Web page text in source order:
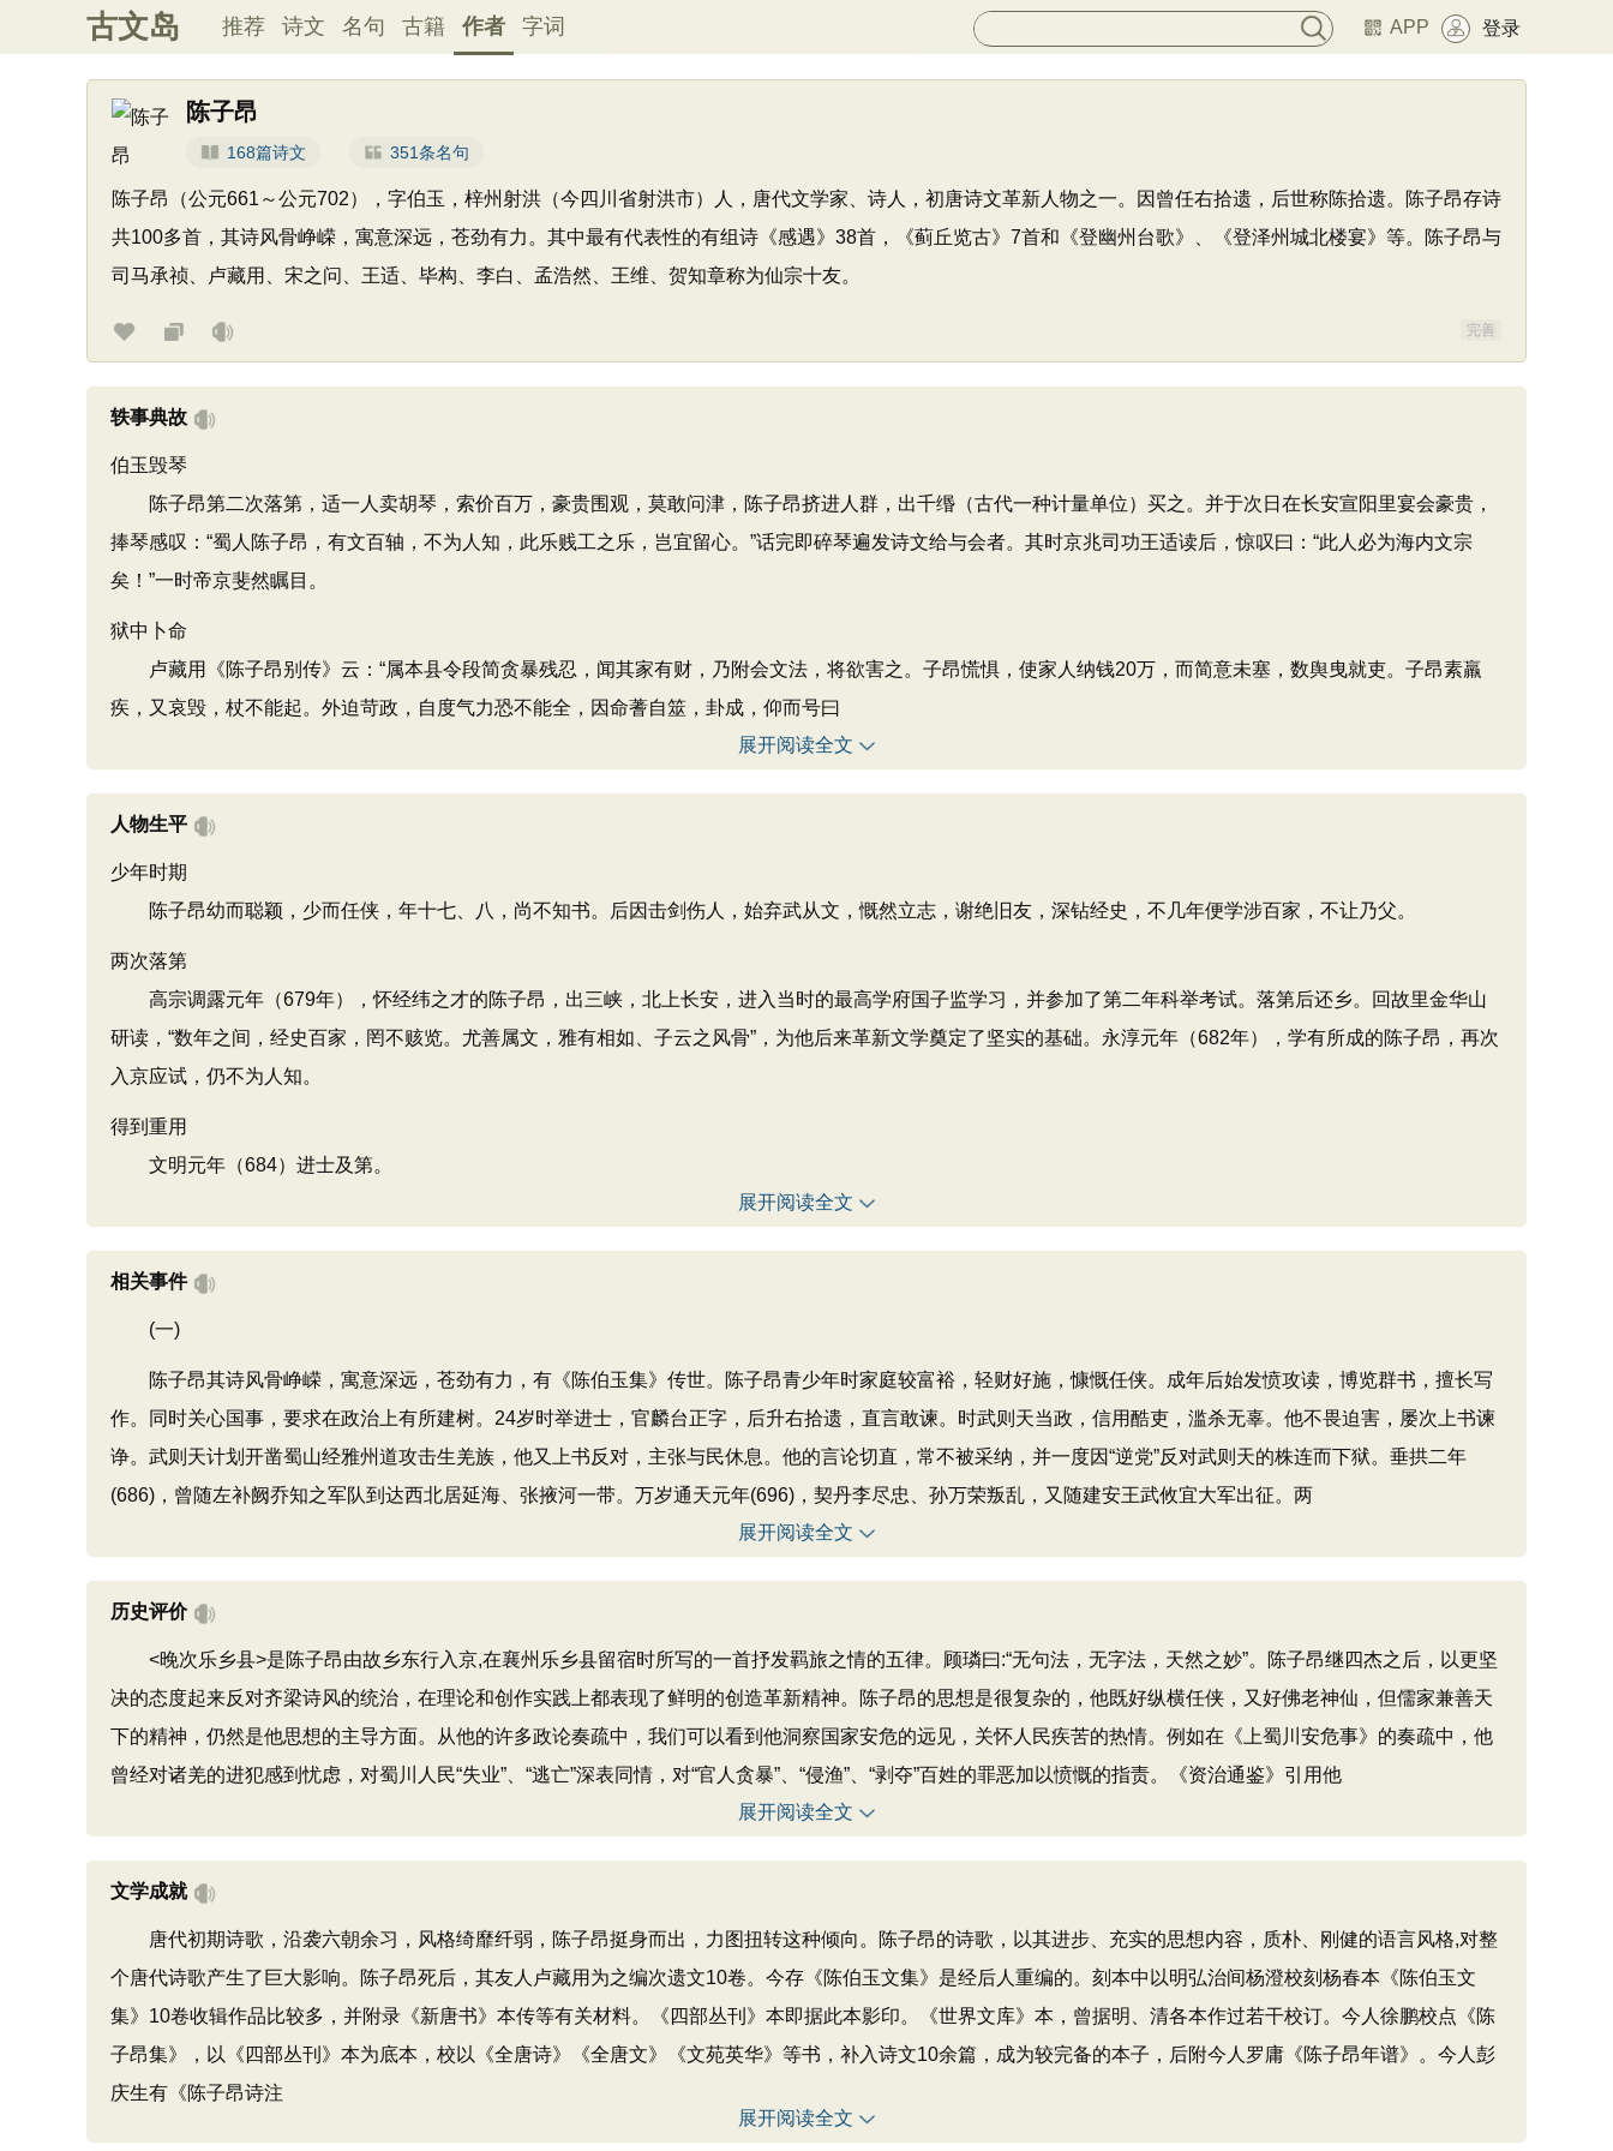
古文岛 推荐 诗文 名句 古籍 作者 字词 APP 登录
陈子昂
168篇诗文 351条名句
陈子昂（公元661～公元702），字伯玉，梓州射洪（今四川省射洪市）人，唐代文学家、诗人，初唐诗文革新人物之一。因曾任右拾遗，后世称陈拾遗。陈子昂存诗
共100多首，其诗风骨峥嵘，寓意深远，苍劲有力。其中最有代表性的有组诗《感遇》38首，《蓟丘览古》7首和《登幽州台歌》、《登泽州城北楼宴》等。陈子昂与
司马承祯、卢藏用、宋之问、王适、毕构、李白、孟浩然、王维、贺知章称为仙宗十友。
完善
轶事典故
伯玉毁琴
陈子昂第二次落第，适一人卖胡琴，索价百万，豪贵围观，莫敢问津，陈子昂挤进人群，出千缗（古代一种计量单位）买之。并于次日在长安宣阳里宴会豪贵，
捧琴感叹：“蜀人陈子昂，有文百轴，不为人知，此乐贱工之乐，岂宜留心。”话完即碎琴遍发诗文给与会者。其时京兆司功王适读后，惊叹曰：“此人必为海内文宗
矣！”一时帝京斐然瞩目。
狱中卜命
卢藏用《陈子昂别传》云：“属本县令段简贪暴残忍，闻其家有财，乃附会文法，将欲害之。子昂慌惧，使家人纳钱20万，而简意未塞，数舆曳就吏。子昂素羸
疾，又哀毁，杖不能起。外迫苛政，自度气力恐不能全，因命蓍自筮，卦成，仰而号曰
展开阅读全文
人物生平
少年时期
陈子昂幼而聪颖，少而任侠，年十七、八，尚不知书。后因击剑伤人，始弃武从文，慨然立志，谢绝旧友，深钻经史，不几年便学涉百家，不让乃父。
两次落第
高宗调露元年（679年），怀经纬之才的陈子昂，出三峡，北上长安，进入当时的最高学府国子监学习，并参加了第二年科举考试。落第后还乡。回故里金华山
研读，“数年之间，经史百家，罔不赅览。尤善属文，雅有相如、子云之风骨”，为他后来革新文学奠定了坚实的基础。永淳元年（682年），学有所成的陈子昂，再次
入京应试，仍不为人知。
得到重用
文明元年（684）进士及第。
展开阅读全文
相关事件
(一)
陈子昂其诗风骨峥嵘，寓意深远，苍劲有力，有《陈伯玉集》传世。陈子昂青少年时家庭较富裕，轻财好施，慷慨任侠。成年后始发愤攻读，博览群书，擅长写
作。同时关心国事，要求在政治上有所建树。24岁时举进士，官麟台正字，后升右拾遗，直言敢谏。时武则天当政，信用酷吏，滥杀无辜。他不畏迫害，屡次上书谏
诤。武则天计划开凿蜀山经雅州道攻击生羌族，他又上书反对，主张与民休息。他的言论切直，常不被采纳，并一度因“逆党”反对武则天的株连而下狱。垂拱二年
(686)，曾随左补阙乔知之军队到达西北居延海、张掖河一带。万岁通天元年(696)，契丹李尽忠、孙万荣叛乱，又随建安王武攸宜大军出征。两
展开阅读全文
历史评价
<晚次乐乡县>是陈子昂由故乡东行入京,在襄州乐乡县留宿时所写的一首抒发羁旅之情的五律。顾璘曰:“无句法，无字法，天然之妙”。陈子昂继四杰之后，以更坚
决的态度起来反对齐梁诗风的统治，在理论和创作实践上都表现了鲜明的创造革新精神。陈子昂的思想是很复杂的，他既好纵横任侠，又好佛老神仙，但儒家兼善天
下的精神，仍然是他思想的主导方面。从他的许多政论奏疏中，我们可以看到他洞察国家安危的远见，关怀人民疾苦的热情。例如在《上蜀川安危事》的奏疏中，他
曾经对诸羌的进犯感到忧虑，对蜀川人民“失业”、“逃亡”深表同情，对“官人贪暴”、“侵渔”、“剥夺”百姓的罪恶加以愤慨的指责。《资治通鉴》引用他
展开阅读全文
文学成就
唐代初期诗歌，沿袭六朝余习，风格绮靡纤弱，陈子昂挺身而出，力图扭转这种倾向。陈子昂的诗歌，以其进步、充实的思想内容，质朴、刚健的语言风格,对整
个唐代诗歌产生了巨大影响。陈子昂死后，其友人卢藏用为之编次遗文10卷。今存《陈伯玉文集》是经后人重编的。刻本中以明弘治间杨澄校刻杨春本《陈伯玉文
集》10卷收辑作品比较多，并附录《新唐书》本传等有关材料。《四部丛刊》本即据此本影印。《世界文库》本，曾据明、清各本作过若干校订。今人徐鹏校点《陈
子昂集》，以《四部丛刊》本为底本，校以《全唐诗》《全唐文》《文苑英华》等书，补入诗文10余篇，成为较完备的本子，后附今人罗庸《陈子昂年谱》。今人彭
庆生有《陈子昂诗注
展开阅读全文